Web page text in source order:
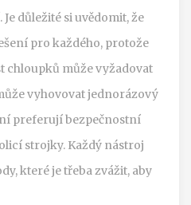
důležité si uvědomit, že
pro každého, protože
chloupků může vyžadovat
vyhovovat jednorázový
preferují bezpečnostní
strojky. Každý nástroj
které je třeba zvážit, aby